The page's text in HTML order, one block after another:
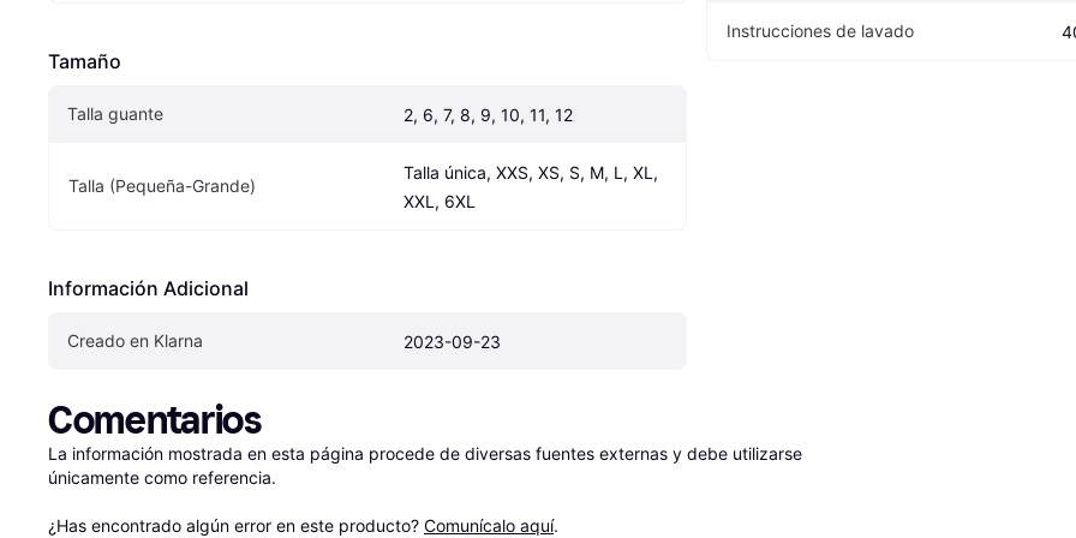
Tamaño
Talla guante 2, 6, 7, 8, 9, 10, 11, 12
Talla (Pequeña-Grande)
Talla única, XXS, XS, S, M, L, XL,
XXL, 6XL
Información Adicional
Creado en Klarna 2023-09-23
Instrucciones de lavado
Comentarios
La información mostrada en esta página procede de diversas fuentes externas y debe utilizarse
únicamente como referencia.
¿Has encontrado algún error en este producto? Comunícalo aquí.